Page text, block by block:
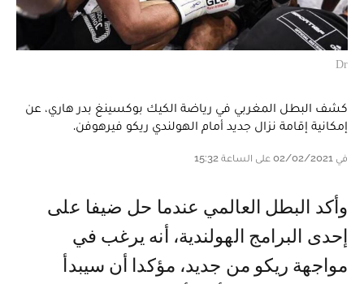
Dr
كشف البطل المغربي في رياضة الكيك بوكسينغ بدر هاري، عن
إمكانية إقامة نزال جديد أمام الهولندي ريكو فيرهوفن.
في 02/02/2021 على الساعة 15:32
وأكد البطل العالمي عندما حل ضيفا على
إحدى البرامج الهولندية، أنه يرغب في
مواجهة ريكو من جديد، مؤكدا أن سيبدأ